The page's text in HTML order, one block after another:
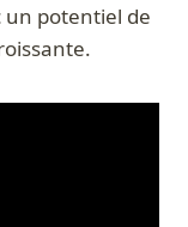
un potentiel de